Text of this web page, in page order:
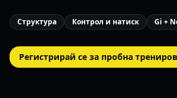
Структура Контрол и натиск Gi +
Регистрирай се за пробна